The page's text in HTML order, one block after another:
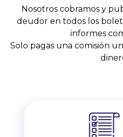
Nosotros cobramos y
deudor en todos los
informes
Solo pagas una comisión